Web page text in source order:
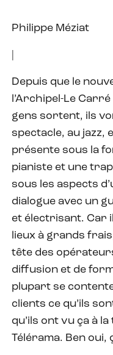
Philippe Méziat
Depuis que le
l’Archipel-Le
gens sortent, ils
spectacle, au jazz,
présente sous la
pianiste et une
sous les aspects
dialogue avec un
et électrisant. Car
lieux à grands
tête des
diffusion et de
plupart se
clients ce qu’ils
qu’ils ont vu ça à
Télérama. Ben oui,